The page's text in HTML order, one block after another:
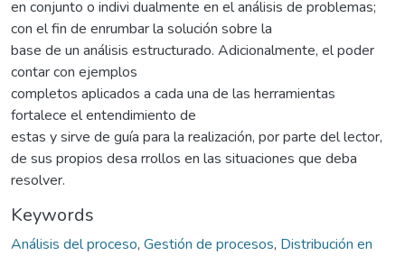
en conjunto o indivi dualmente en el análisis de problemas;
con el fin de enrumbar la solución sobre la
base de un análisis estructurado. Adicionalmente, el poder
contar con ejemplos
completos aplicados a cada una de las herramientas
fortalece el entendimiento de
estas y sirve de guía para la realización, por parte del lector,
de sus propios desa rrollos en las situaciones que deba
resolver.
Keywords
Análisis del proceso, Gestión de procesos, Distribución en